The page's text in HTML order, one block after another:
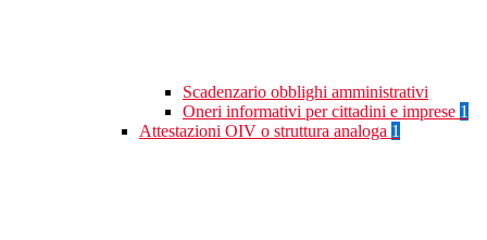
Scadenzario obblighi amministrativi
Oneri informativi per cittadini e imprese 1
Attestazioni OIV o struttura analoga 1